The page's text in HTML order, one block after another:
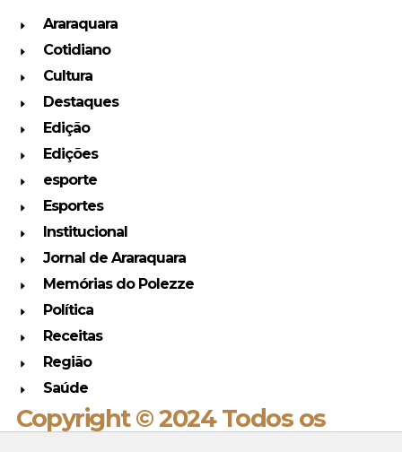
Araraquara
Cotidiano
Cultura
Destaques
Edição
Edições
esporte
Esportes
Institucional
Jornal de Araraquara
Memórias do Polezze
Política
Receitas
Região
Saúde
Copyright © 2024 Todos os